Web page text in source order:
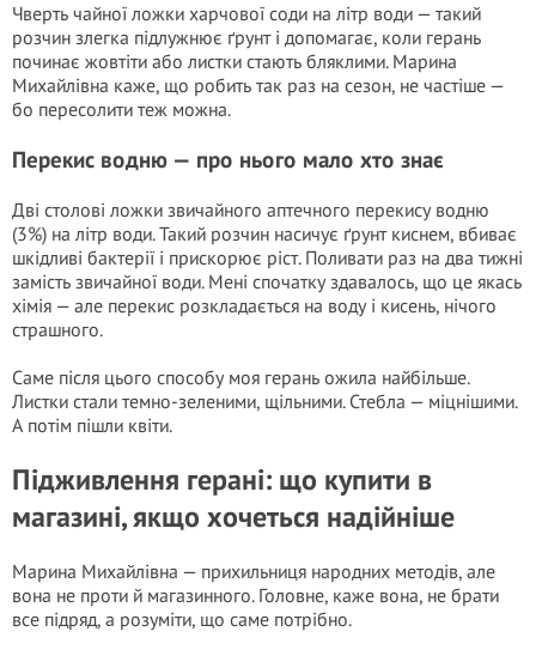
Чверть чайної ложки харчової соди на літр води — такий
розчин злегка підлужнює ґрунт і допомагає, коли герань
починає жовтіти або листки стають бляклими. Марина
Михайлівна каже, що робить так раз на сезон, не частіше —
бо пересолити теж можна.
Перекис водню — про нього мало хто знає
Дві столові ложки звичайного аптечного перекису водню
(3%) на літр води. Такий розчин насичує ґрунт киснем, вбиває
шкідливі бактерії і прискорює ріст. Поливати раз на два тижні
замість звичайної води. Мені спочатку здавалось, що це якась
хімія — але перекис розкладається на воду і кисень, нічого
страшного.
Саме після цього способу моя герань ожила найбільше.
Листки стали темно-зеленими, щільними. Стебла — міцнішими.
А потім пішли квіти.
Підживлення герані: що купити в
магазині, якщо хочеться надійніше
Марина Михайлівна — прихильниця народних методів, але
вона не проти й магазинного. Головне, каже вона, не брати
все підряд, а розуміти, що саме потрібно.